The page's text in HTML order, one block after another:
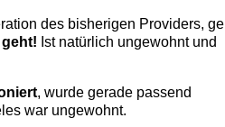
des bisherigen Providers,
Ist natürlich ungewohnt und
, wurde gerade passend
war ungewohnt.